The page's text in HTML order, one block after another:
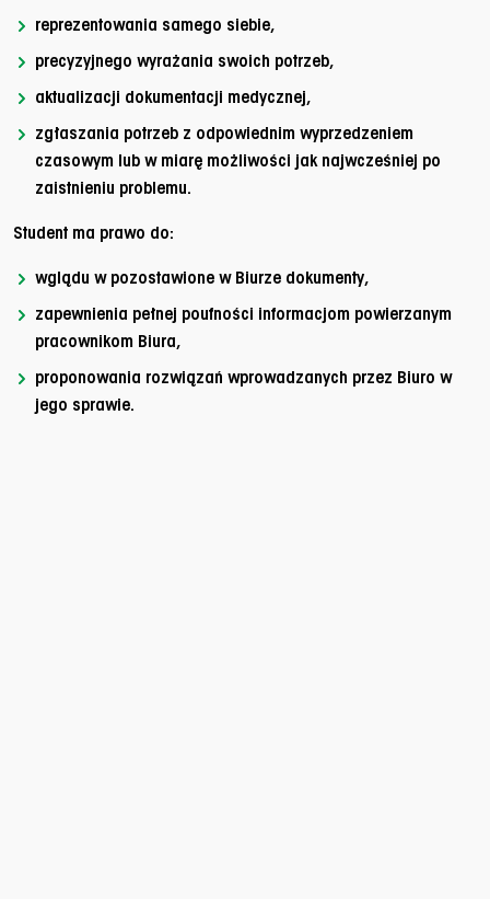
reprezentowania samego siebie,
precyzyjnego wyrażania swoich potrzeb,
aktualizacji dokumentacji medycznej,
zgłaszania potrzeb z odpowiednim wyprzedzeniem
czasowym lub w miarę możliwości jak najwcześniej po
zaistnieniu problemu.
Student ma prawo do:
wglądu w pozostawione w Biurze dokumenty,
zapewnienia pełnej poufności informacjom powierzanym
pracownikom Biura,
proponowania rozwiązań wprowadzanych przez Biuro w
jego sprawie.